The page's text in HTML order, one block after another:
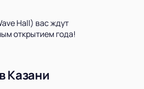
Hall) вас ждут
открытием года!
Казани